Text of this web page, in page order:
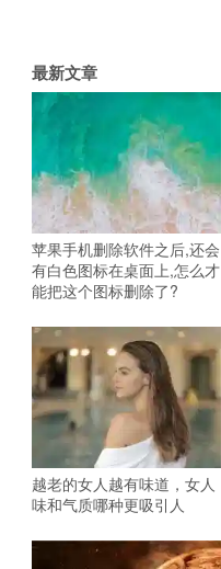
最新文章
苹果手机删除软件之后,还会
有白色图标在桌面上,怎么才
能把这个图标删除了?
越老的女人越有味道，女人
味和气质哪种更吸引人